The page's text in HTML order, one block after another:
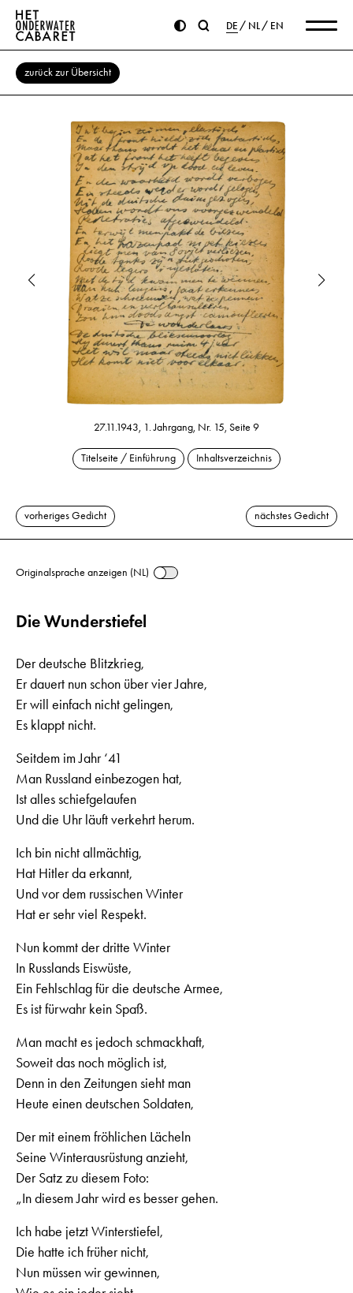
DE NL EN
zurück zur Übersicht
27.11.1943, 1. Jahrgang, Nr. 15, Seite 9
Titelseite / Einführung Inhaltsverzeichnis
vorheriges Gedicht nächstes Gedicht
Originalsprache anzeigen (NL)
Die Wunderstiefel
Der deutsche Blitzkrieg,
Er dauert nun schon über vier Jahre,
Er will einfach nicht gelingen,
Es klappt nicht.
Seitdem im Jahr ‘41
Man Russland einbezogen hat,
Ist alles schiefgelaufen
Und die Uhr läuft verkehrt herum.
Ich bin nicht allmächtig,
Hat Hitler da erkannt,
Und vor dem russischen Winter
Hat er sehr viel Respekt.
Nun kommt der dritte Winter
In Russlands Eiswüste,
Ein Fehlschlag für die deutsche Armee,
Es ist fürwahr kein Spaß.
Man macht es jedoch schmackhaft,
Soweit das noch möglich ist,
Denn in den Zeitungen sieht man
Heute einen deutschen Soldaten,
Der mit einem fröhlichen Lächeln
Seine Winterausrüstung anzieht,
Der Satz zu diesem Foto:
„In diesem Jahr wird es besser gehen.
Ich habe jetzt Winterstiefel,
Die hatte ich früher nicht,
Nun müssen wir gewinnen,